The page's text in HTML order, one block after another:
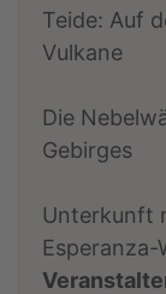
Teide: Auf
Vulkane
Die
Gebirges
Unterkunft
Esperanza-